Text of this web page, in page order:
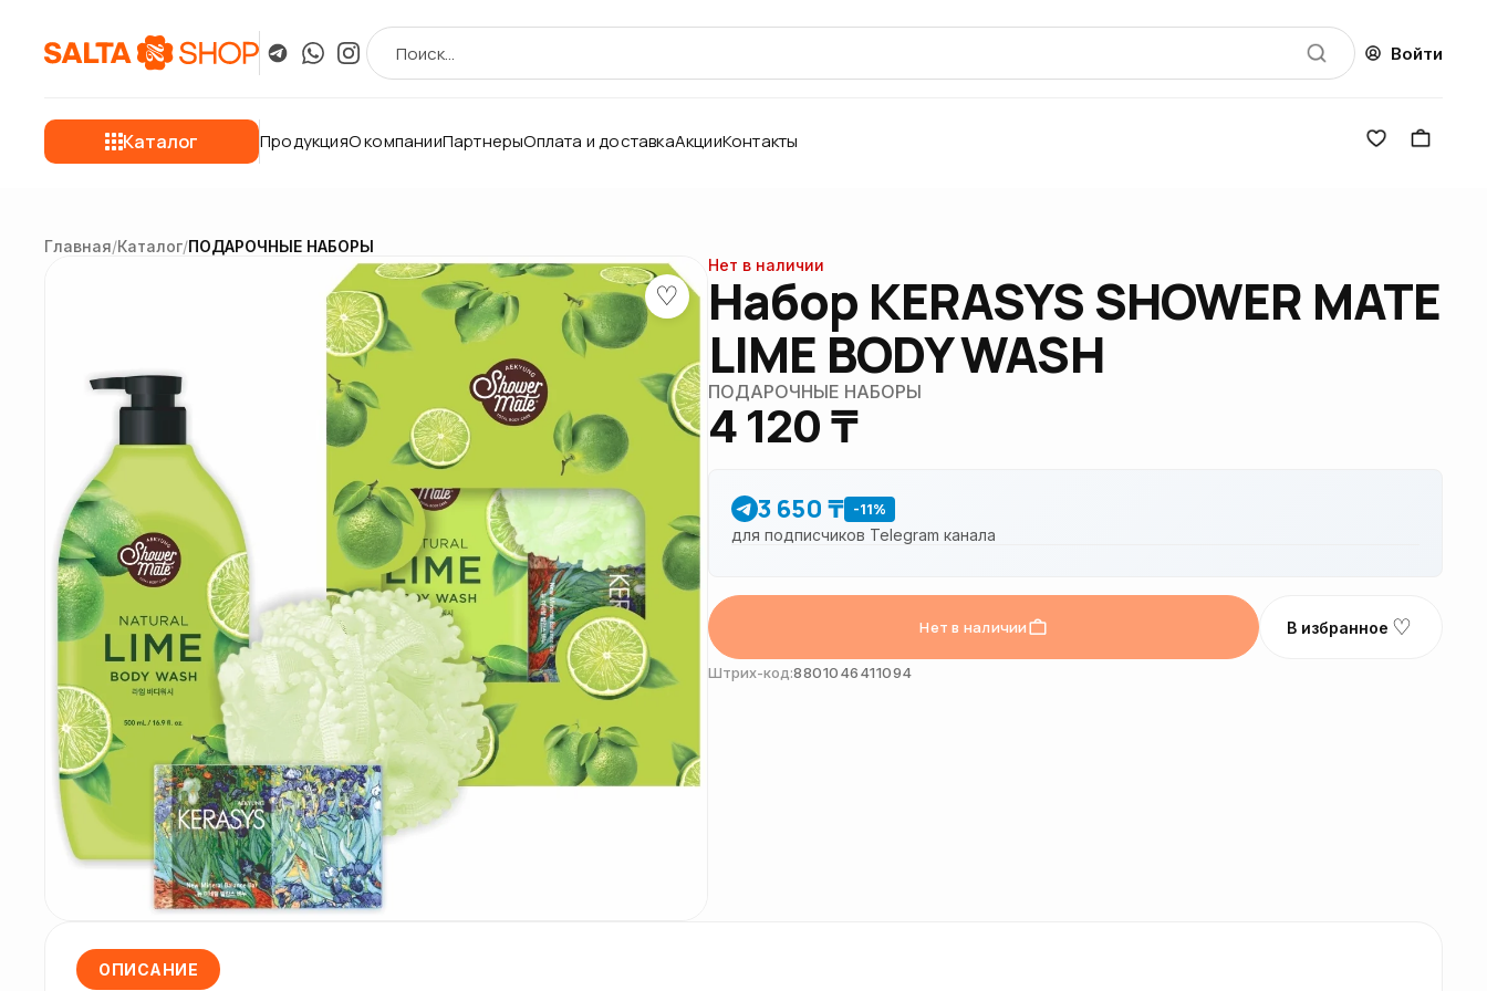
Войти
Каталог ПродукцияО компанииПартнерыОплата и доставкаАкцииКонтакты
Главная/Каталог/ПОДАРОЧНЫЕ НАБОРЫ
♡
Нет в наличии
Набор KERASYS SHOWER MATE
LIME BODY WASH
ПОДАРОЧНЫЕ НАБОРЫ
4 120 ₸
3 650 ₸ -11%
для подписчиков Telegram канала
Нет в наличии В избранное ♡
Штрих-код:8801046411094
ОПИСАНИЕ